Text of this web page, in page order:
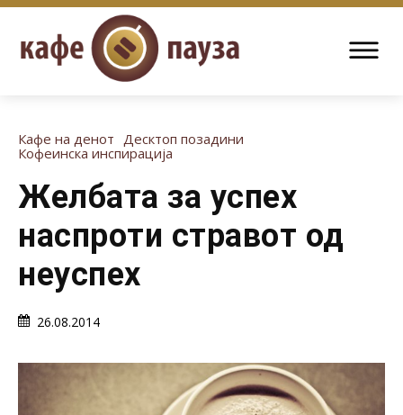
Кафе на денот Десктоп позадини
Кофеинска инспирација
Желбата за успех
наспроти стравот од
неуспех
26.08.2014